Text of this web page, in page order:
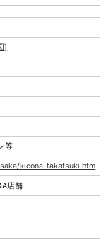
]
等
kicona-takatsuki.htm
店舗